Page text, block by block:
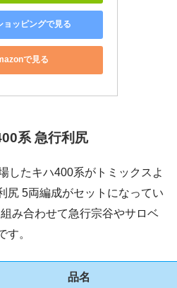
ョッピングで見る
で見る
系 急行利尻
したキハ400系がトミックスよ
尻 5両編成がセットになってい
み合わせて急行宗谷やサロベ
す。
品名